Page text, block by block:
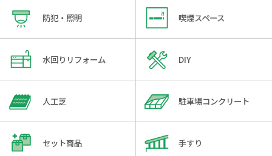
防犯・照明 喫煙スペース
水回りリフォーム DIY
人工芝 駐車場コンクリート
セット商品 手すり